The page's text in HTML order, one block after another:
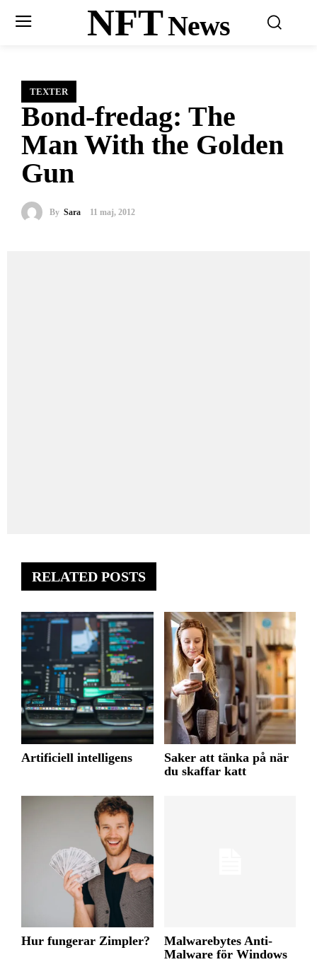
NFTNews
TEXTER
Bond-fredag: The
Man With the Golden
Gun
By Sara 11 maj, 2012
RELATED POSTS
Artificiell intelligens
Saker att tänka på när
du skaffar katt
Hur fungerar Zimpler?
Malwarebytes Anti-
Malware för Windows